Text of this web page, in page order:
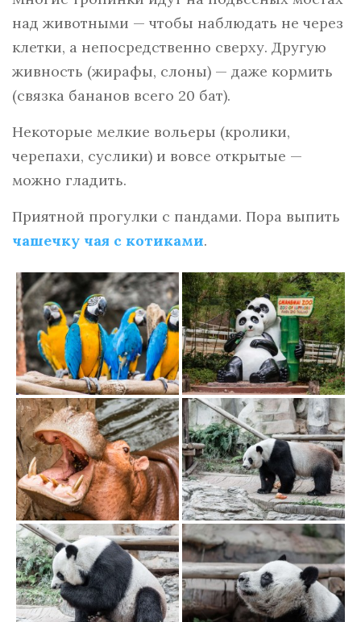
над животными — чтобы наблюдать не через
клетки, а непосредственно сверху. Другую
живность (жирафы, слоны) — даже кормить
(связка бананов всего 20 бат).
Некоторые мелкие вольеры (кролики,
черепахи, суслики) и вовсе открытые —
можно гладить.
Приятной прогулки с пандами. Пора выпить
чашечку чая с котиками.